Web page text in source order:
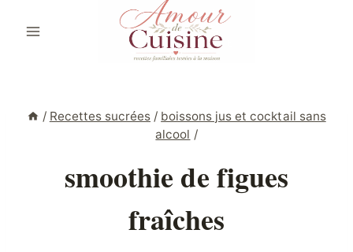
/ Recettes sucrées / boissons jus et cocktail sans
alcool /
smoothie de figues
fraîches